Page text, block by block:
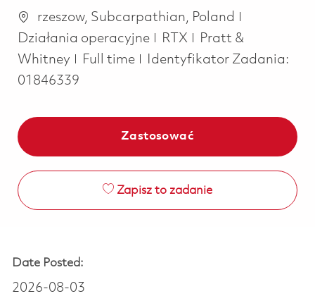
Lokalizacja
rzeszow, Subcarpathian, Poland
Działania operacyjne
RTX
Pratt &
Whitney
Job Type
Full time
Identyfikator Zadania:
01846339
Zastosować
Zapisz to zadanie
Date Posted:
2026-08-03